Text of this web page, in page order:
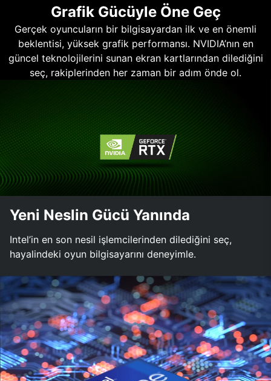
Grafik Gücüyle Öne Geç
Gerçek oyuncuların bir bilgisayardan ilk ve en önemli
beklentisi, yüksek grafik performansı. NVIDIA’nın en
güncel teknolojilerini sunan ekran kartlarından dilediğini
seç, rakiplerinden her zaman bir adım önde ol.
Yeni Neslin Gücü Yanında
Intel’in en son nesil işlemcilerinden dilediğini seç,
hayalindeki oyun bilgisayarını deneyimle.